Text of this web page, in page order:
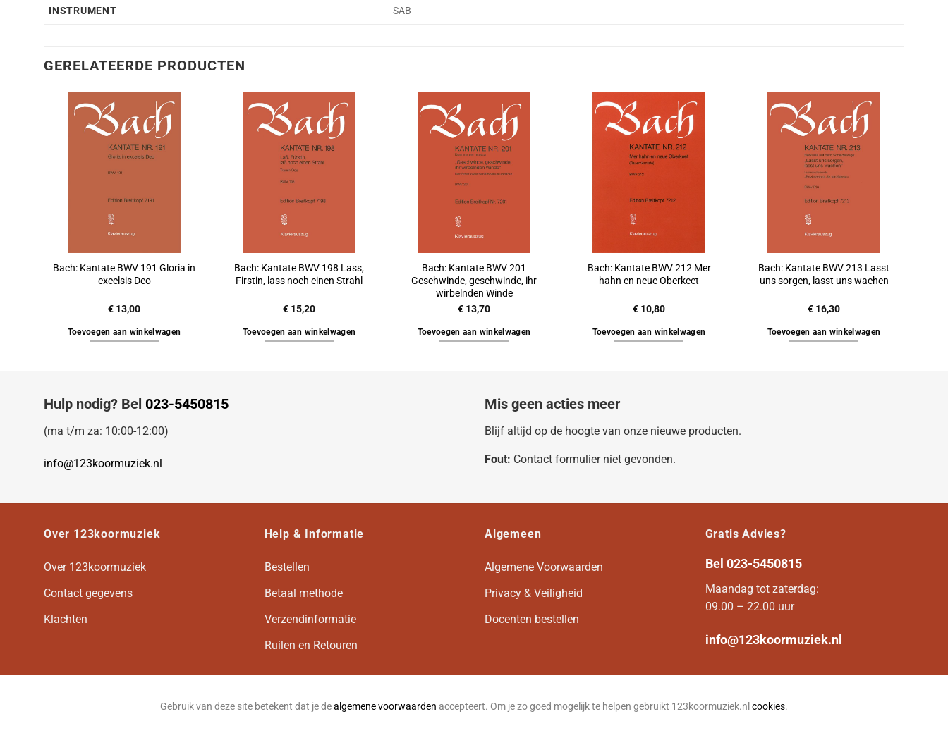
INSTRUMENT SAB
GERELATEERDE PRODUCTEN
Bach: Kantate BWV 191 Gloria in
excelsis Deo
€ 13,00
Toevoegen aan winkelwagen
Bach: Kantate BWV 198 Lass,
Firstin, lass noch einen Strahl
€ 15,20
Toevoegen aan winkelwagen
Bach: Kantate BWV 201
Geschwinde, geschwinde, ihr
wirbelnden Winde
€ 13,70
Toevoegen aan winkelwagen
Bach: Kantate BWV 212 Mer
hahn en neue Oberkeet
€ 10,80
Toevoegen aan winkelwagen
Bach: Kantate BWV 213 Lasst
uns sorgen, lasst uns wachen
€ 16,30
Toevoegen aan winkelwagen
Hulp nodig? Bel 023-5450815
(ma t/m za: 10:00-12:00)
info@123koormuziek.nl
Mis geen acties meer
Blijf altijd op de hoogte van onze nieuwe producten.
Fout: Contact formulier niet gevonden.
Over 123koormuziek
Over 123koormuziek
Contact gegevens
Klachten
Help & Informatie
Bestellen
Betaal methode
Verzendinformatie
Ruilen en Retouren
Algemeen
Algemene Voorwaarden
Privacy & Veiligheid
Docenten bestellen
Gratis Advies?
Bel 023-5450815
Maandag tot zaterdag:
09.00 – 22.00 uur
info@123koormuziek.nl
Gebruik van deze site betekent dat je dealgemene voorwaarden accepteert. Om je zo goed mogelijk te helpen gebruikt 123koormuziek.nlcookies.